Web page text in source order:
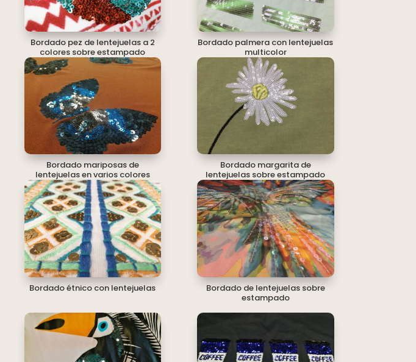
Bordado pez de lentejuelas a 2
colores sobre estampado
Bordado palmera con lentejuelas
multicolor
Bordado mariposas de
lentejuelas en varios colores
Bordado margarita de
lentejuelas sobre estampado
Bordado étnico con lentejuelas
Bordado de lentejuelas sobre
estampado